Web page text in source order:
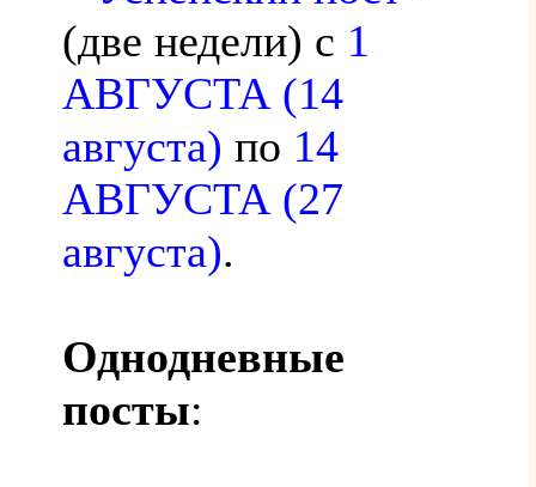
(две недели) с 1
АВГУСТА (14
августа) по 14
АВГУСТА (27
августа).
Однодневные
посты: